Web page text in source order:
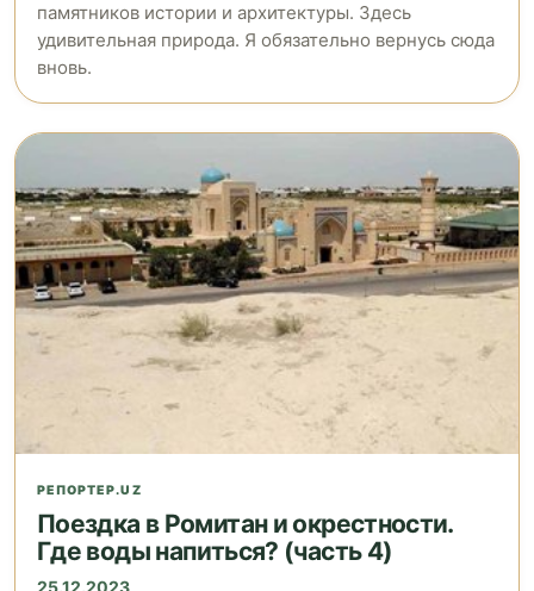
памятников истории и архитектуры. Здесь
удивительная природа. Я обязательно вернусь сюда
вновь.
РЕПОРТЕР.UZ
Поездка в Ромитан и окрестности.
Где воды напиться? (часть 4)